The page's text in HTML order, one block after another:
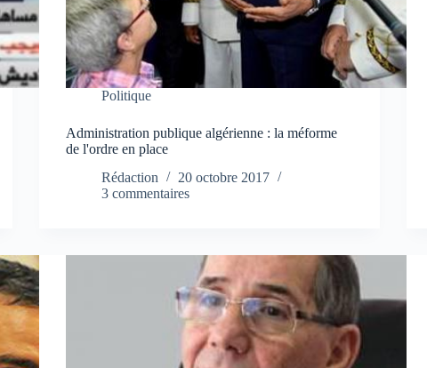
Politique
Administration publique algérienne : la méforme
de l'ordre en place
Rédaction
20 octobre 2017
3 commentaires